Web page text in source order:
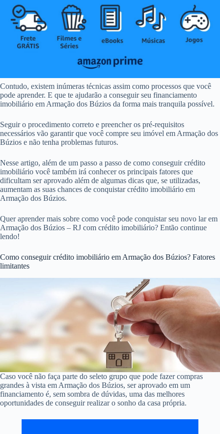
Contudo, existem inúmeras técnicas assim como processos que você
pode aprender. E que te ajudarão a conseguir seu financiamento
imobiliário em Armação dos Búzios da forma mais tranquila possível.
Seguir o procedimento correto e preencher os pré-requisitos
necessários vão garantir que você compre seu imóvel em Armação dos
Búzios e não tenha problemas futuros.
Nesse artigo, além de um passo a passo de como conseguir crédito
imobiliário você também irá conhecer os principais fatores que
dificultam ser aprovado além de algumas dicas que, se utilizadas,
aumentam as suas chances de conquistar crédito imobiliário em
Armação dos Búzios.
Quer aprender mais sobre como você pode conquistar seu novo lar em
Armação dos Búzios – RJ com crédito imobiliário? Então continue
lendo!
Como conseguir crédito imobiliário em Armação dos Búzios? Fatores
limitantes
Caso você não faça parte do seleto grupo que pode fazer compras
grandes à vista em Armação dos Búzios, ser aprovado em um
financiamento é, sem sombra de dúvidas, uma das melhores
oportunidades de conseguir realizar o sonho da casa própria.